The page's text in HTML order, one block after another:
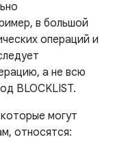
в большой
операций и
а не всю
BLOCKLIST.
могут
относятся: